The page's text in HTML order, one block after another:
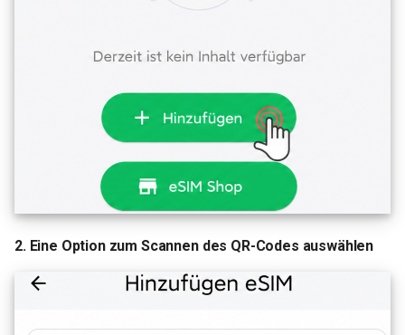
2. Eine Option zum Scannen des QR-Codes auswählen